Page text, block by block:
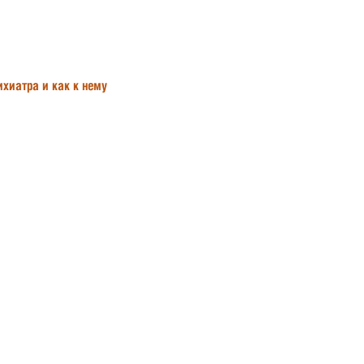
и как к нему